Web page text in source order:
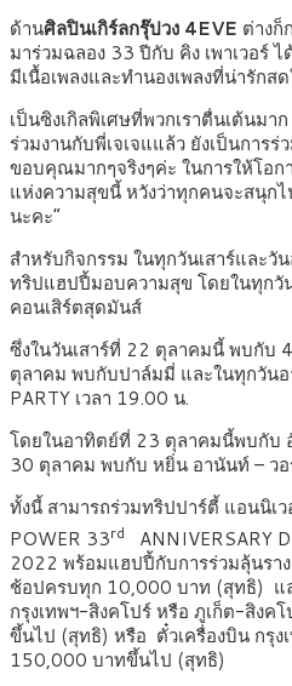
ด้านศิลปินเกิร์ลกรุ๊ปวง 4EVE ต่างก็
มาร่วมฉลอง 33 ปีกับ คิง เพาเวอร์
มีเนื้อเพลงและทำนองเพลงที่น่ารักส
เป็นซิงเกิลพิเศษที่พวกเราตื่นเต้นมา
ร่วมงานกับพี่เจเจแแล้ว ยังเป็นการร่
ขอบคุณมากๆจริงๆค่ะ ในการให้โอก
แห่งความสุขนี้ หวังว่าทุกคนจะสนุกไ
นะคะ”
สำหรับกิจกรรม ในทุกวันเสาร์และ
ทริปแฮปปี้มอบความสุข โดยในทุกวั
คอนเสิร์ตสุดมันส์
ซึ่งในวันเสาร์ที่ 22 ตุลาคมนี้ พบกับ
ตุลาคม พบกับปาล์มมี่ และในทุกวัน
PARTY เวลา 19.00 น.
โดยในอาทิตย์ที่ 23 ตุลาคมนี้พบกับ
30 ตุลาคม พบกับ หยิ่น อานันท์ – ว
ทั้งนี้ สามารถร่วมทริปปาร์ตี้ แอนนิเ
POWER 33rd
ANNIVERSARY
2022 พร้อมแฮปปี้กับการร่วมลุ้นรา
ช้อปครบทุก 10,000 บาท (สุทธิ) แ
กรุงเทพฯ-สิงคโปร์ หรือ ภูเก็ต-สิงค
ขึ้นไป (สุทธิ) หรือ ตั๋วเครื่องบิน กรุง
150,000 บาทขึ้นไป (สุทธิ)